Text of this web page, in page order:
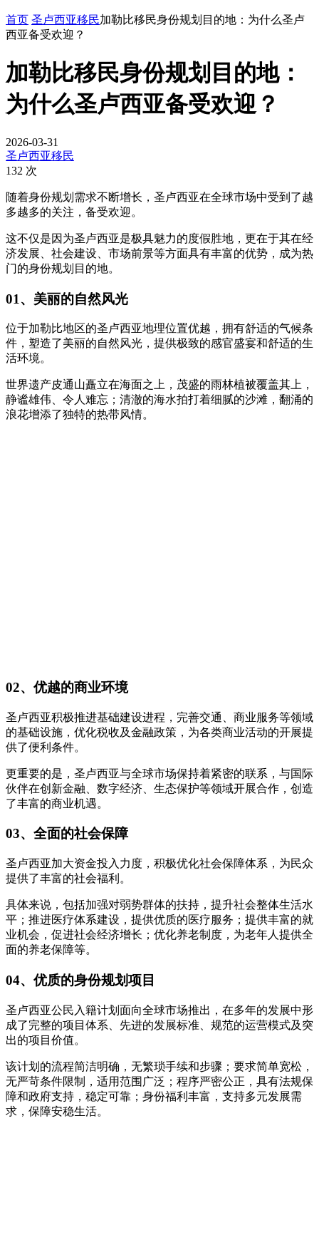
首页 圣卢西亚移民加勒比移民身份规划目的地：为什么圣卢
西亚备受欢迎？
加勒比移民身份规划目的地：
为什么圣卢西亚备受欢迎？
2026-03-31
圣卢西亚移民
132 次
随着身份规划需求不断增长，圣卢西亚在全球市场中受到了越
多越多的关注，备受欢迎。
这不仅是因为圣卢西亚是极具魅力的度假胜地，更在于其在经
济发展、社会建设、市场前景等方面具有丰富的优势，成为热
门的身份规划目的地。
01、美丽的自然风光
位于加勒比地区的圣卢西亚地理位置优越，拥有舒适的气候条
件，塑造了美丽的自然风光，提供极致的感官盛宴和舒适的生
活环境。
世界遗产皮通山矗立在海面之上，茂盛的雨林植被覆盖其上，
静谧雄伟、令人难忘；清澈的海水拍打着细腻的沙滩，翻涌的
浪花增添了独特的热带风情。
02、优越的商业环境
圣卢西亚积极推进基础建设进程，完善交通、商业服务等领域
的基础设施，优化税收及金融政策，为各类商业活动的开展提
供了便利条件。
更重要的是，圣卢西亚与全球市场保持着紧密的联系，与国际
伙伴在创新金融、数字经济、生态保护等领域开展合作，创造
了丰富的商业机遇。
03、全面的社会保障
圣卢西亚加大资金投入力度，积极优化社会保障体系，为民众
提供了丰富的社会福利。
具体来说，包括加强对弱势群体的扶持，提升社会整体生活水
平；推进医疗体系建设，提供优质的医疗服务；提供丰富的就
业机会，促进社会经济增长；优化养老制度，为老年人提供全
面的养老保障等。
04、优质的身份规划项目
圣卢西亚公民入籍计划面向全球市场推出，在多年的发展中形
成了完整的项目体系、先进的发展标准、规范的运营模式及突
出的项目价值。
该计划的流程简洁明确，无繁琐手续和步骤；要求简单宽松，
无严苛条件限制，适用范围广泛；程序严密公正，具有法规保
障和政府支持，稳定可靠；身份福利丰富，支持多元发展需
求，保障安稳生活。